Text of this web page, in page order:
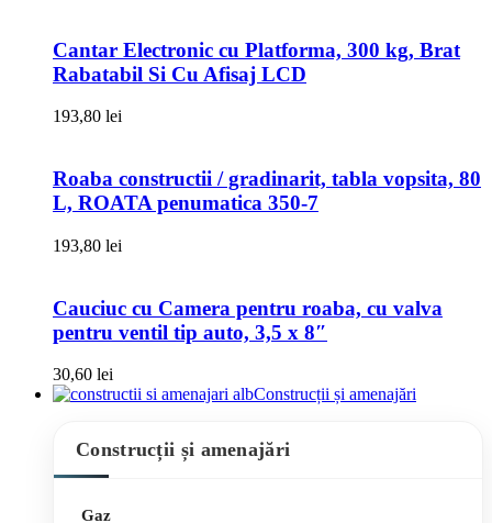
Cantar Electronic cu Platforma, 300 kg, Brat
Rabatabil Si Cu Afisaj LCD
193,80 lei
Roaba constructii / gradinarit, tabla vopsita, 80
L, ROATA penumatica 350-7
193,80 lei
Cauciuc cu Camera pentru roaba, cu valva
pentru ventil tip auto, 3,5 x 8″
30,60 lei
Construcții și amenajări
Construcții și amenajări
Gaz